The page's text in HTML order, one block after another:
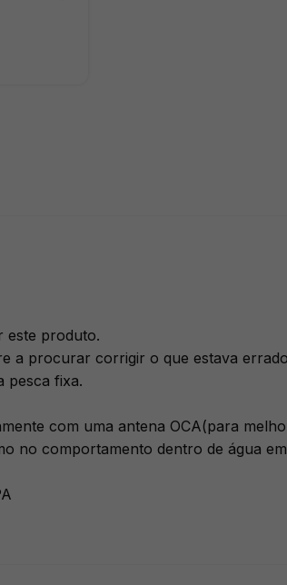
este produto.
a procurar corrigir o que estava
pesca fixa.
com uma antena OCA(para
no comportamento dentro de água